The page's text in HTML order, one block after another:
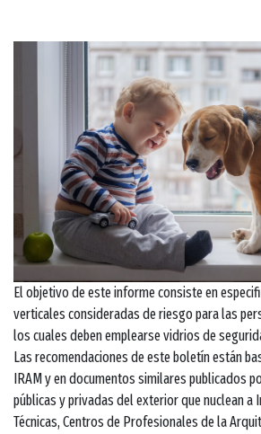
El objetivo de este informe consiste en
verticales consideradas de riesgo para las
los cuales deben emplearse vidrios de
Las recomendaciones de este boletín están
IRAM y en documentos similares publicados
públicas y privadas del exterior que nuclean a
Técnicas, Centros de Profesionales de la